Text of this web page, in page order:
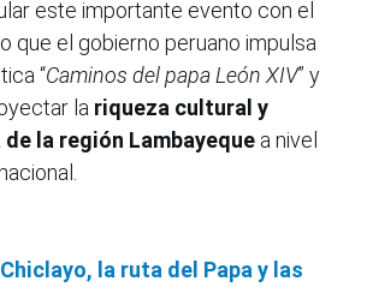
este importante evento con el
que el gobierno peruano impulsa
“Caminos del papa León XIV” y
la riqueza cultural y
la región Lambayeque a nivel
Chiclayo, la ruta del Papa y las